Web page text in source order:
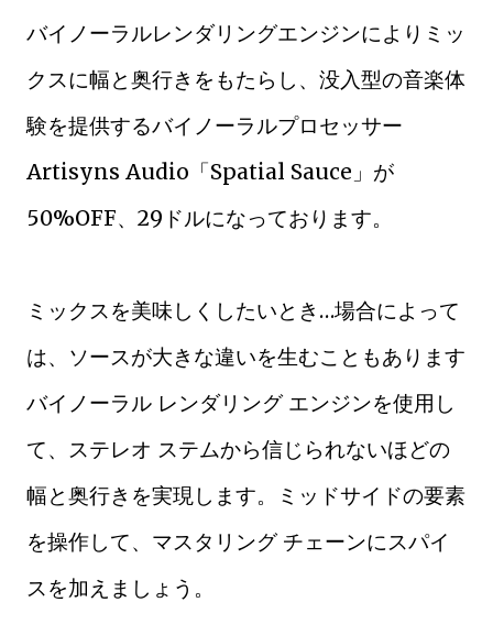
バイノーラルレンダリングエンジンによりミッ
クスに幅と奥行きをもたらし、没入型の音楽体
験を提供するバイノーラルプロセッサー
Artisyns Audio「Spatial Sauce」が
50%OFF、29ドルになっております。
ミックスを美味しくしたいとき…場合によって
は、ソースが大きな違いを生むこともあります
バイノーラル レンダリング エンジンを使用し
て、ステレオ ステムから信じられないほどの
幅と奥行きを実現します。ミッドサイドの要素
を操作して、マスタリング チェーンにスパイ
スを加えましょう。